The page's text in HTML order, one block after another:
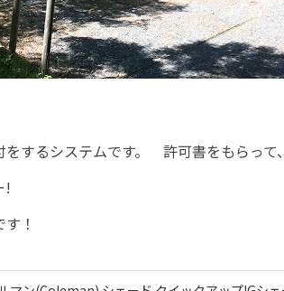
するシステムです。 許可書をもらって
!
！